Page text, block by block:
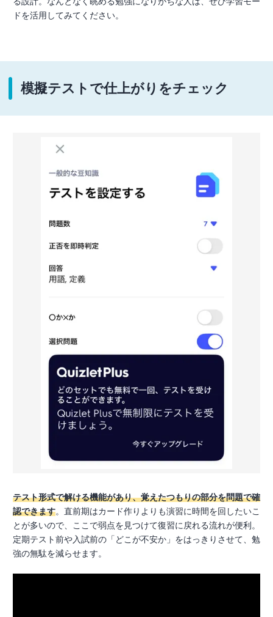
ドを活用してみてください。
模擬テストで仕上がりをチェック
テスト形式で解ける機能があり、覚えたつもりの部分を問題で確
認できます。直前期はカード作りよりも演習に時間を回したいこ
とが多いので、ここで弱点を見つけて復習に戻れる流れが便利。
定期テスト前や入試前の「どこが不安か」をはっきりさせて、勉
強の無駄を減らせます。